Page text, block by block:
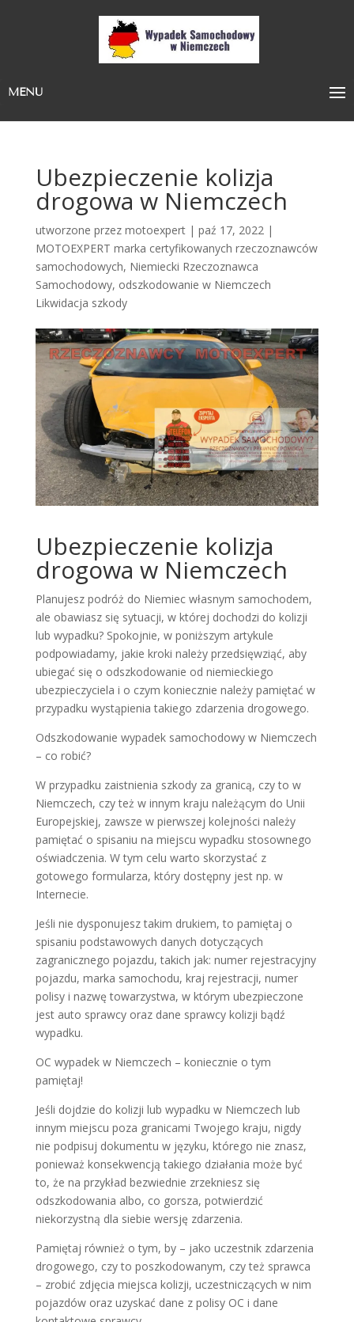
MENU
Ubezpieczenie kolizja
drogowa w Niemczech
utworzone przez motoexpert| paź 17, 2022|
MOTOEXPERT marka certyfikowanych rzeczoznawców
samochodowych, Niemiecki Rzeczoznawca
Samochodowy, odszkodowanie w Niemczech
Likwidacja szkody
Ubezpieczenie kolizja
drogowa w Niemczech
Planujesz podróż do Niemiec własnym samochodem,
ale obawiasz się sytuacji, w której dochodzi do kolizji
lub wypadku? Spokojnie, w poniższym artykule
podpowiadamy, jakie kroki należy przedsięwziąć, aby
ubiegać się o odszkodowanie od niemieckiego
ubezpieczyciela i o czym koniecznie należy pamiętać w
przypadku wystąpienia takiego zdarzenia drogowego.
Odszkodowanie wypadek samochodowy w Niemczech
– co robić?
W przypadku zaistnienia szkody za granicą, czy to w
Niemczech, czy też w innym kraju należącym do Unii
Europejskiej, zawsze w pierwszej kolejności należy
pamiętać o spisaniu na miejscu wypadku stosownego
oświadczenia. W tym celu warto skorzystać z
gotowego formularza, który dostępny jest np. w
Internecie.
Jeśli nie dysponujesz takim drukiem, to pamiętaj o
spisaniu podstawowych danych dotyczących
zagranicznego pojazdu, takich jak: numer rejestracyjny
pojazdu, marka samochodu, kraj rejestracji, numer
polisy i nazwę towarzystwa, w którym ubezpieczone
jest auto sprawcy oraz dane sprawcy kolizji bądź
wypadku.
OC wypadek w Niemczech – koniecznie o tym
pamiętaj!
Jeśli dojdzie do kolizji lub wypadku w Niemczech lub
innym miejscu poza granicami Twojego kraju, nigdy
nie podpisuj dokumentu w języku, którego nie znasz,
ponieważ konsekwencją takiego działania może być
to, że na przykład bezwiednie zrzekniesz się
odszkodowania albo, co gorsza, potwierdzić
niekorzystną dla siebie wersję zdarzenia.
Pamiętaj również o tym, by – jako uczestnik zdarzenia
drogowego, czy to poszkodowanym, czy też sprawca
– zrobić zdjęcia miejsca kolizji, uczestniczących w nim
pojazdów oraz uzyskać dane z polisy OC i dane